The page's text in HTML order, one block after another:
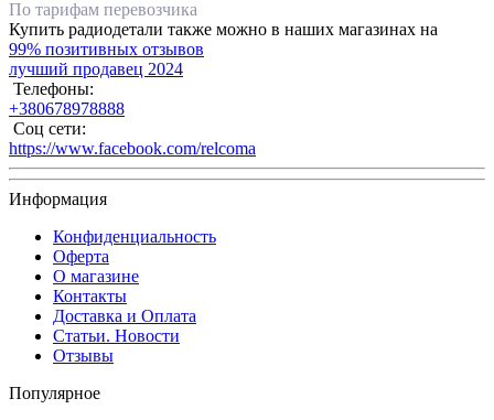
По тарифам перевозчика
Купить радиодетали также можно в наших магазинах на
99% позитивных отзывов
лучший продавец 2024
Телефоны:
+380678978888
Соц сети:
https://www.facebook.com/relcoma
Информация
Конфиденциальность
Оферта
О магазине
Контакты
Доставка и Оплата
Статьи. Новости
Отзывы
Популярное